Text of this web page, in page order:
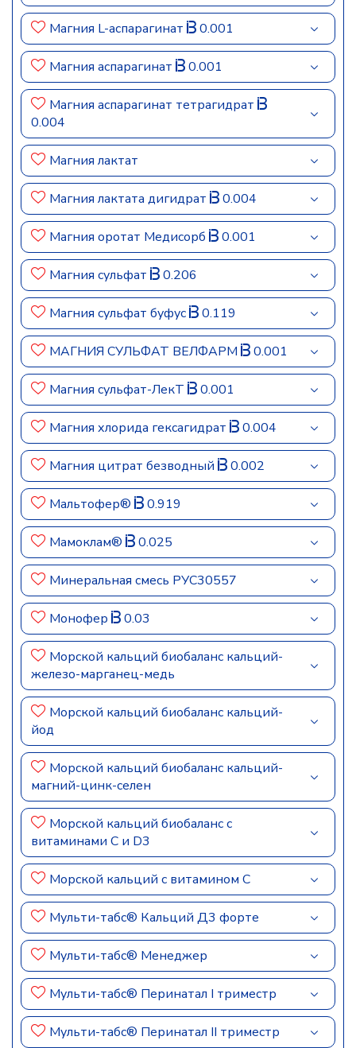
Магния L-аспарагинат 0.001
Магния аспарагинат 0.001
Магния аспарагинат тетрагидрат
0.004
Магния лактат
Магния лактата дигидрат 0.004
Магния оротат Медисорб 0.001
Магния сульфат 0.206
Магния сульфат буфус 0.119
МАГНИЯ СУЛЬФАТ ВЕЛФАРМ 0.001
Магния сульфат-ЛекТ 0.001
Магния хлорида гексагидрат 0.004
Магния цитрат безводный 0.002
Мальтофер® 0.919
Мамоклам® 0.025
Минеральная смесь РУС30557
Монофер 0.03
Морской кальций биобаланс кальций-
железо-марганец-медь
Морской кальций биобаланс кальций-
йод
Морской кальций биобаланс кальций-
магний-цинк-селен
Морской кальций биобаланс с
витаминами C и D3
Морской кальций с витамином C
Мульти-табс® Кальций Д3 форте
Мульти-табс® Менеджер
Мульти-табс® Перинатал I триместр
Мульти-табс® Перинатал II триместр